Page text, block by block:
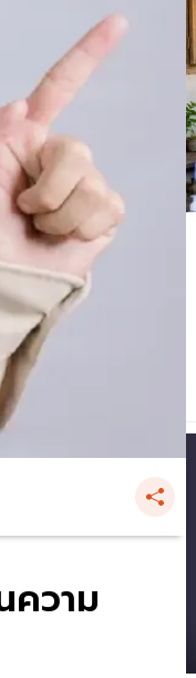
ความ